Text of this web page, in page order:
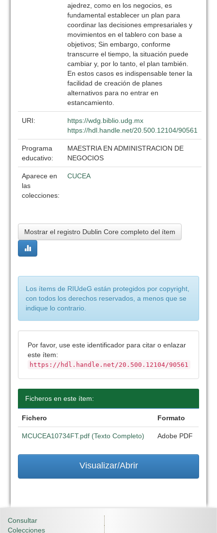
ajedrez, como en los negocios, es
fundamental establecer un plan para
coordinar las decisiones empresariales y
movimientos en el tablero con base a
objetivos; Sin embargo, conforme
transcurre el tiempo, la situación puede
cambiar y, por lo tanto, el plan también.
En estos casos es indispensable tener la
facilidad de creación de planes
alternativos para no entrar en
estancamiento.
URI:
https://wdg.biblio.udg.mx
https://hdl.handle.net/20.500.12104/90561
Programa
educativo:
MAESTRIA EN ADMINISTRACION DE
NEGOCIOS
Aparece en
las
colecciones:
CUCEA
Mostrar el registro Dublin Core completo del ítem
Los ítems de RIUdeG están protegidos por copyright,
con todos los derechos reservados, a menos que se
indique lo contrario.
Por favor, use este identificador para citar o enlazar
este ítem:
https://hdl.handle.net/20.500.12104/90561
Ficheros en este ítem:
Fichero Formato
MCUCEA10734FT.pdf (Texto Completo) Adobe PDF
Visualizar/Abrir
Consultar
Colecciones